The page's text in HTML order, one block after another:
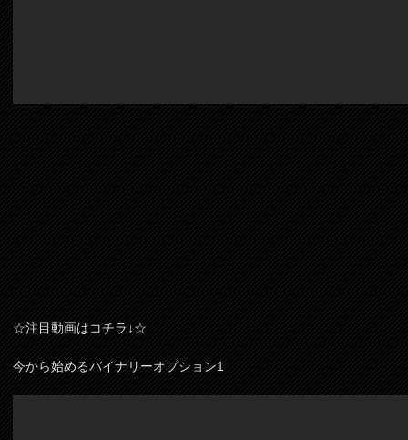
☆注目動画はコチラ↓☆
今から始めるバイナリーオプション1